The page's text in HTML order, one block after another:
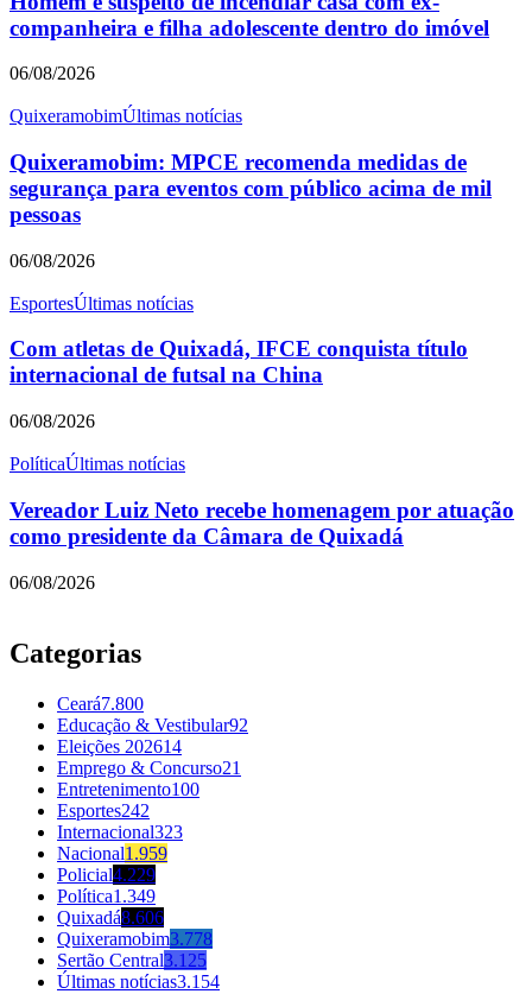
companheira e filha adolescente dentro do imóvel
06/08/2026
QuixeramobimÚltimas notícias
Quixeramobim: MPCE recomenda medidas de
segurança para eventos com público acima de mil
pessoas
06/08/2026
EsportesÚltimas notícias
Com atletas de Quixadá, IFCE conquista título
internacional de futsal na China
06/08/2026
PolíticaÚltimas notícias
Vereador Luiz Neto recebe homenagem por atuação
como presidente da Câmara de Quixadá
06/08/2026
Categorias
Ceará7.800
Educação & Vestibular92
Eleições 202614
Emprego & Concurso21
Entretenimento100
Esportes242
Internacional323
Nacional1.959
Policial4.229
Política1.349
Quixadá8.606
Quixeramobim3.778
Sertão Central3.125
Últimas notícias3.154